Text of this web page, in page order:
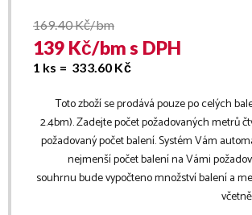
169.40Kč/bm
139 Kč/bms DPH
1 ks = 333.60 Kč
Toto zboží se prodává pouze po celých
2.4bm). Zadejte počet požadovaných metrů
požadovaný počet balení. Systém Vám
nejmenší počet balení na Vámi
souhrnu bude vypočteno množství balení a